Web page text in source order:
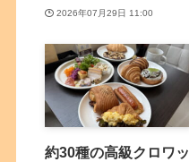
2026年07月29日 11:00
約30種の高級クロワッ